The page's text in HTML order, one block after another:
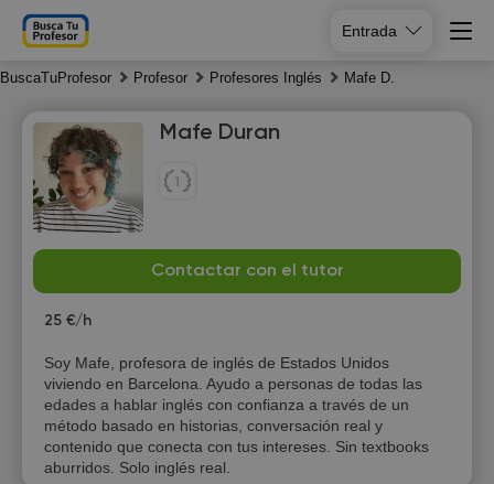
Entrada
BuscaTuProfesor Profesor Profesores Inglés Mafe D.
Mafe Duran
Contactar con el tutor
25 €/h
Soy Mafe, profesora de inglés de Estados Unidos
viviendo en Barcelona. Ayudo a personas de todas las
edades a hablar inglés con confianza a través de un
método basado en historias, conversación real y
contenido que conecta con tus intereses. Sin textbooks
aburridos. Solo inglés real.
8
Su
9
Mo
10
11
10:30
11:00
13:00